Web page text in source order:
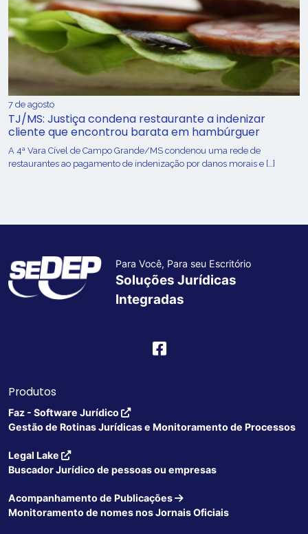
7 de agosto
TJ/MS: Justiça condena restaurante a indenizar
cliente que encontrou barata em hambúrguer
A 4ª Vara Cível de Campo Grande/MS condenou uma rede de
restaurantes ao pagamento de indenização por danos morais e […]
Para Você, Para seu Escritório
Soluções Jurídicas
Integradas
Produtos
Faz - Software Jurídico
Gestão de Rotinas Jurídicas e Monitoramento de Processos
Legal Lake
Buscador Jurídico de pessoas ou empresas
Acompanhamento de Publicações
Monitoramento de nomes nos Jornais Oficiais